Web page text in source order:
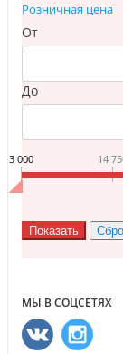
Розничная цена
От
До
3 000 14
МЫ В СОЦСЕТЯХ